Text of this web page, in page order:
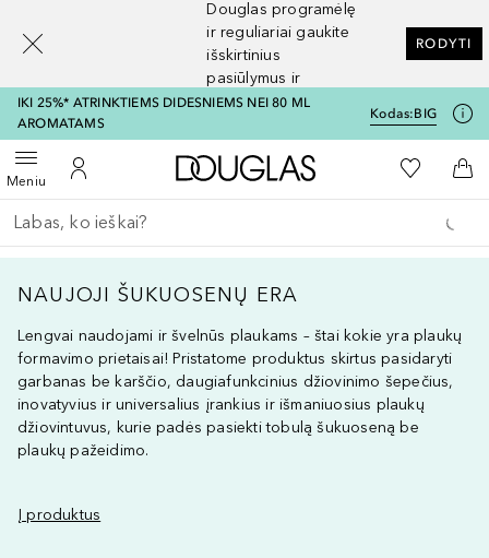
Douglas programėlę
ir reguliariai gaukite
išskirtinius
pasiūlymus ir
nuolaidas
RODYTI
IKI 25%* ATRINKTIEMS DIDESNIEMS NEI 80 ML
AROMATAMS
Kodas:BIG
MeniuAtidaryti meniuĮ mano paskyrą
Į Douglas pagrindinį
Į mano
Į
Grįžk atgal
Vykdykite paiešką
NAUJOJI ŠUKUOSENŲ ERA
Lengvai naudojami ir švelnūs plaukams – štai kokie yra plaukų
formavimo prietaisai! Pristatome produktus skirtus pasidaryti
garbanas be karščio, daugiafunkcinius džiovinimo šepečius,
inovatyvius ir universalius įrankius ir išmaniuosius plaukų
džiovintuvus, kurie padės pasiekti tobulą šukuoseną be
plaukų pažeidimo.
Į produktus
[navigation.slideout.screenreader]